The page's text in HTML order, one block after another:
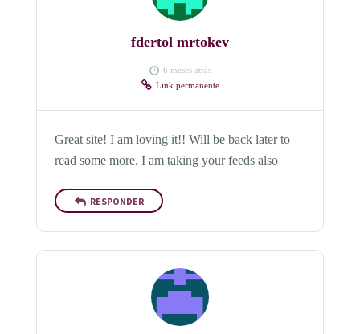
fdertol mrtokev
6 meses atrás
Link permanente
Great site! I am loving it!! Will be back later to
read some more. I am taking your feeds also
RESPONDER